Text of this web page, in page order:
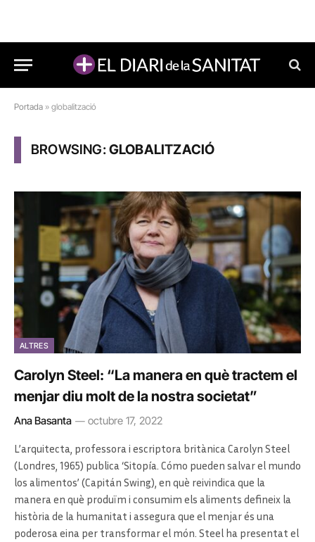
Portada » globalització
BROWSING:GLOBALITZACIÓ
ALTRES
Carolyn Steel: “La manera en què tractem el
menjar diu molt de la nostra societat”
Ana Basanta octubre 17, 2022
L’arquitecta, professora i escriptora britànica Carolyn Steel
(Londres, 1965) publica ‘Sitopía. Cómo pueden salvar el mundo
los alimentos’ (Capitán Swing), en què reivindica que la
manera en què produïm i consumim els aliments defineix la
història de la humanitat i assegura que el menjar és una
poderosa eina per transformar el món. Steel ha presentat el